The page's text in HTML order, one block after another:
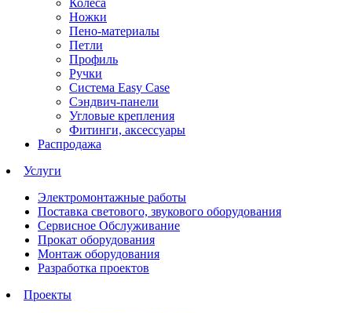
Ножки
Пено-материалы
Петли
Профиль
Ручки
Система Easy Case
Сэндвич-панели
Угловые крепления
Фитинги, аксессуары
Распродажа
Услуги
Электромонтажные работы
Поставка светового, звукового оборудования
Сервисное Обслуживание
Прокат оборудования
Монтаж оборудования
Разработка проектов
Проекты